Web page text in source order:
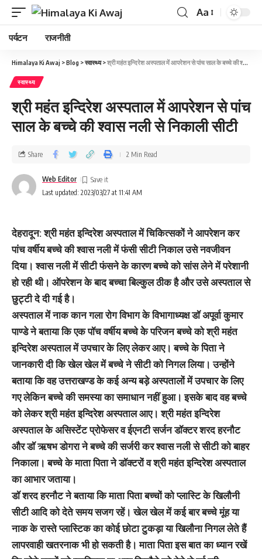
Aa
पर्यटन राजनीती
Himalaya Ki Awaj >Blog >स्वास्थ्य>श्री महंत इन्दिरेश अस्पताल में आपरेशन से पांच साल के बच्चे की श्वास नली से निकाली सीटी
स्वास्थ्य
श्री महंत इन्दिरेश अस्पताल में आपरेशन से पांच
साल के बच्चे की श्वास नली से निकाली सीटी
Last updated: 2023/03/27 at 11:41 AM
Web Editor
Share 2 Min Read
देहरादून: श्री महंत इन्दिरेश अस्पताल में चिकित्‍सकों ने आपरेशन कर
पांच वर्षीय बच्चे की श्वास नली में फंसी सीटी निकाल उसे नवजीवन
दिया। श्वास नली में सीटी फंसने के कारण बच्चे को सांस लेने में परेशानी
हो रही थी। ऑपरेशन के बाद बच्चा बिल्कुल ठीक है और उसे अस्‍पताल से
छुट्टी दे दी गई है।
अस्‍पताल में नाक कान गला रोग विभाग के विभागाध्यक्ष डॉ अपूर्वा कुमार
पाण्डे ने बताया कि एक पॉच वर्षीय बच्चे केे परिजन बच्चे को श्री महंत
इन्दिरेश अस्पताल में उपचार के लिए लेकर आए। बच्चे के पिता ने
जानकारी दी कि खेल खेल में बच्चे ने सीटी को निगल लिया। उन्होंने
बताया कि वह उत्तराखण्ड के कई अन्य बड़े अस्पतालों में उपचार के लिए
गए लेकिन बच्चे की समस्या का समाधान नहीं हुआ। इसके बाद वह बच्चे
को लेकर श्री महंत इन्दिरेश अस्पताल आए। श्री महंत इन्दिरेश
अस्पताल के असिस्टेंट प्रोफेसर व ईएनटी सर्जन डॉक्टर शरद हरनौट
और डॉ ऋषभ डोगरा ने बच्चे की सर्जरी कर श्वास नली से सीटी को बाहर
निकाला। बच्चे के माता पिता ने डॉक्टरों व श्री महंत इन्दिरेश अस्पताल
का आभार जताया।
डॉ शरद हरनौट ने बताया कि माता पिता बच्चों को प्लास्टि के खिलौनी
सीटी आदि को देते समय सजग रहें। खेल खेल में कई बार बच्चे मूंह या
नाक के रास्ते प्लास्टिक का कोई छोटा टुकड़ा या खिलौना निगल लेते हैं
लापरवाही खतरनाक भी हो सकती है। माता पिता इस बात का ध्यान रखें